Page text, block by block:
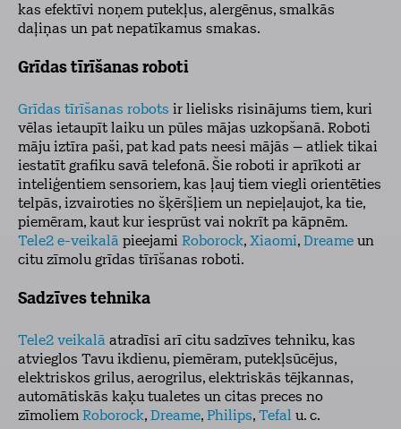
kas efektīvi noņem putekļus, alergēnus, smalkās
daļiņas un pat nepatīkamus smakas.
Grīdas tīrīšanas roboti
Grīdas tīrīšanas robots ir lielisks risinājums tiem, kuri
vēlas ietaupīt laiku un pūles mājas uzkopšanā. Roboti
māju iztīra paši, pat kad pats neesi mājās – atliek tikai
iestatīt grafiku savā telefonā. Šie roboti ir aprīkoti ar
inteliģentiem sensoriem, kas ļauj tiem viegli orientēties
telpās, izvairoties no šķēršļiem un nepieļaujot, ka tie,
piemēram, kaut kur iesprūst vai nokrīt pa kāpnēm.
Tele2 e-veikalā pieejami Roborock, Xiaomi, Dreame un
citu zīmolu grīdas tīrīšanas roboti.
Sadzīves tehnika
Tele2 veikalā atradīsi arī citu sadzīves tehniku, kas
atvieglos Tavu ikdienu, piemēram, putekļsūcējus,
elektriskos grilus, aerogrilus, elektriskās tējkannas,
automātiskās kaķu tualetes un citas preces no
zīmoliem Roborock, Dreame, Philips, Tefal u. c.